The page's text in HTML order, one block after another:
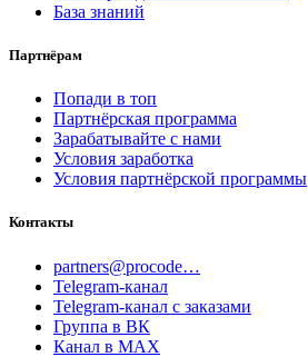
База знаний
Партнёрам
Попади в топ
Партнёрская программа
Зарабатывайте с нами
Условия заработка
Условия партнёрской программы
Контакты
partners@procode…
Telegram-канал
Telegram-канал с заказами
Группа в ВК
Канал в MAX